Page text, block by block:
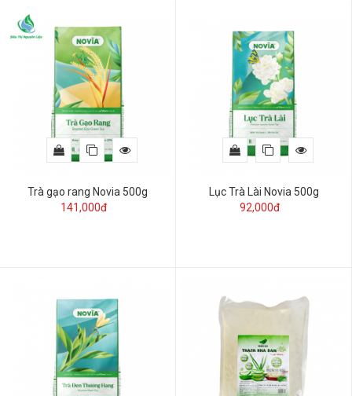
Trà gạo rang Novia 500g
141,000đ
Lục Trà Lài Novia 500g
92,000đ